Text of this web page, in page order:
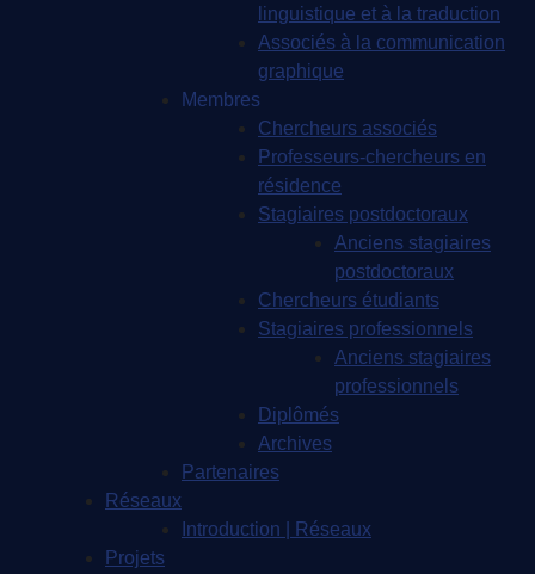
linguistique et à la traduction
Associés à la communication
graphique
Membres
Chercheurs associés
Professeurs-chercheurs en
résidence
Stagiaires postdoctoraux
Anciens stagiaires
postdoctoraux
Chercheurs étudiants
Stagiaires professionnels
Anciens stagiaires
professionnels
Diplômés
Archives
Partenaires
Réseaux
Introduction | Réseaux
Projets